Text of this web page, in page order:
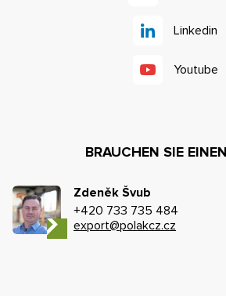
Linkedin
Youtube
BRAUCHEN SIE
Zdeněk Švub
+420 733 735 484
export@polakcz.cz